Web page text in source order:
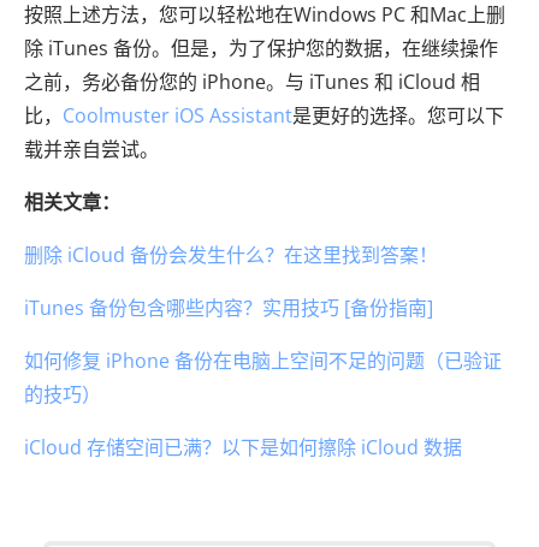
按照上述方法，您可以轻松地在Windows PC 和Mac上删
除 iTunes 备份。但是，为了保护您的数据，在继续操作
之前，务必备份您的 iPhone。与 iTunes 和 iCloud 相
比， Coolmuster iOS Assistant是更好的选择。您可以下
载并亲自尝试。
相关文章：
删除 iCloud 备份会发生什么？在这里找到答案！
iTunes 备份包含哪些内容？实用技巧 [备份指南]
如何修复 iPhone 备份在电脑上空间不足的问题（已验证
的技巧）
iCloud 存储空间已满？以下是如何擦除 iCloud 数据